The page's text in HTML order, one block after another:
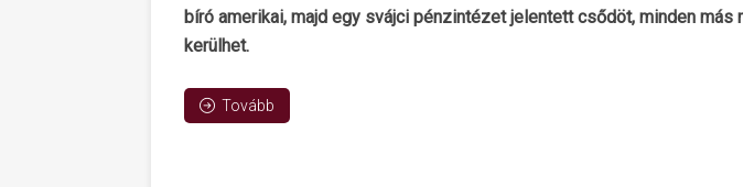
bíró amerikai, majd egy svájci pénzintézet jelentett csődöt, minden más
kerülhet.
Tovább